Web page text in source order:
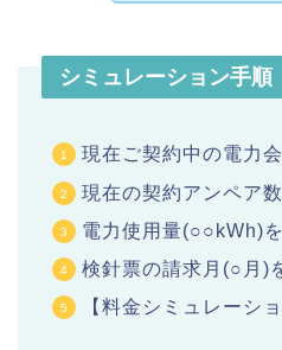
シミュレーション手順
現在ご契約中の電力
現在の契約アンペア
電力使用量(○○kWh)
検針票の請求月(○月)
【料金シミュレーシ